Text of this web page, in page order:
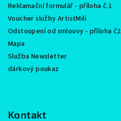
Reklamační formulář - příloha č.1
Voucher služby ArtistMili
Odstoupení od smlouvy - příloha č2
Mapa
Služba Newsletter
dárkový poukaz
Kontakt